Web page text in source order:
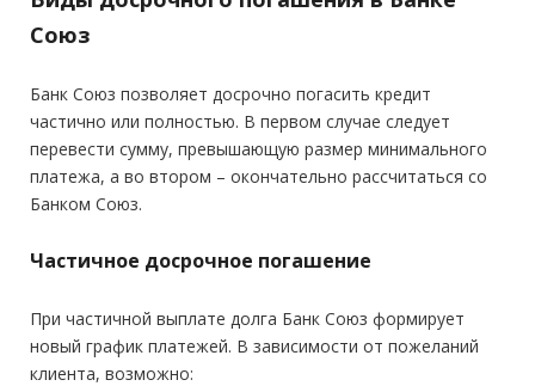
Союз
Банк Союз позволяет досрочно погасить кредит
частично или полностью. В первом случае следует
перевести сумму, превышающую размер минимального
платежа, а во втором – окончательно рассчитаться со
Банком Союз.
Частичное досрочное погашение
При частичной выплате долга Банк Союз формирует
новый график платежей. В зависимости от пожеланий
клиента, возможно: